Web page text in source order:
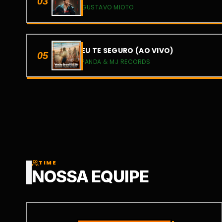
GUSTAVO MIOTO
05 EU TE SEGURO (AO VIVO)
PANDA & MJ RECORDS
TIME
NOSSA EQUIPE